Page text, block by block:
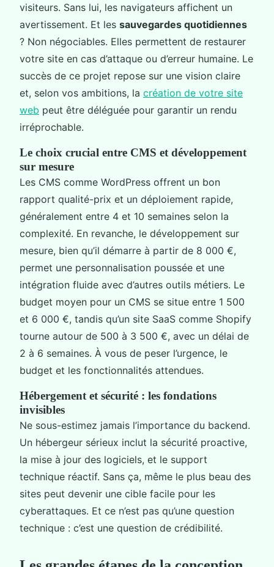
visiteurs. Sans lui, les navigateurs affichent un
avertissement. Et les sauvegardes quotidiennes
? Non négociables. Elles permettent de restaurer
votre site en cas d’attaque ou d’erreur humaine. Le
succès de ce projet repose sur une vision claire
et, selon vos ambitions, la création de votre site
web peut être déléguée pour garantir un rendu
irréprochable.
Le choix crucial entre CMS et développement
sur mesure
Les CMS comme WordPress offrent un bon
rapport qualité-prix et un déploiement rapide,
généralement entre 4 et 10 semaines selon la
complexité. En revanche, le développement sur
mesure, bien qu’il démarre à partir de 8 000 €,
permet une personnalisation poussée et une
intégration fluide avec d’autres outils métiers. Le
budget moyen pour un CMS se situe entre 1 500
et 6 000 €, tandis qu’un site SaaS comme Shopify
tourne autour de 500 à 3 500 €, avec un délai de
2 à 6 semaines. À vous de peser l’urgence, le
budget et les fonctionnalités attendues.
Hébergement et sécurité : les fondations
invisibles
Ne sous-estimez jamais l’importance du backend.
Un hébergeur sérieux inclut la sécurité proactive,
la mise à jour des logiciels, et le support
technique réactif. Sans ça, même le plus beau des
sites peut devenir une cible facile pour les
cyberattaques. Et ce n’est pas qu’une question
technique : c’est une question de crédibilité.